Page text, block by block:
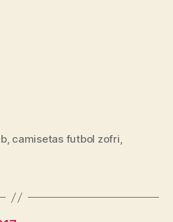
, camisetas futbol zofri,